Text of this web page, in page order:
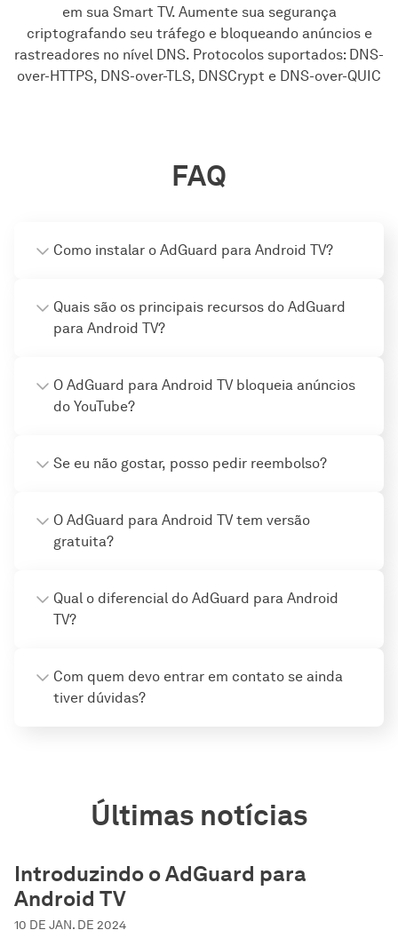
em sua Smart TV. Aumente sua segurança
criptografando seu tráfego e bloqueando anúncios e
rastreadores no nível DNS. Protocolos suportados: DNS-
over-HTTPS, DNS-over-TLS, DNSCrypt e DNS-over-QUIC
FAQ
Como instalar o AdGuard para Android TV?
Quais são os principais recursos do AdGuard
para Android TV?
O AdGuard para Android TV bloqueia anúncios
do YouTube?
Se eu não gostar, posso pedir reembolso?
O AdGuard para Android TV tem versão
gratuita?
Qual o diferencial do AdGuard para Android
TV?
Com quem devo entrar em contato se ainda
tiver dúvidas?
Últimas notícias
Introduzindo o AdGuard para
Android TV
10 DE JAN. DE 2024